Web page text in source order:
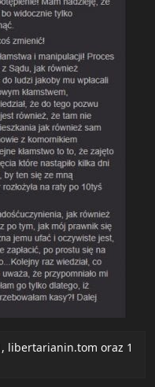
, libertarianin.tom oraz 1